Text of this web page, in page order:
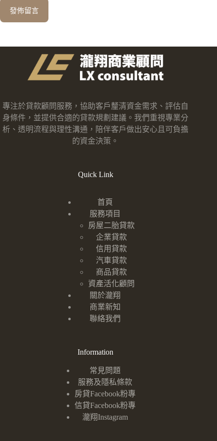
發佈留言
專注於貸款顧問服務，協助客戶釐清資金需求、評估自
身條件，並提供合適的貸款規劃建議。我們重視專業分
析、透明流程與理性溝通，陪伴客戶做出安心且可負擔
的資金決策。
Quick Link
首頁
服務項目
房屋二胎貸款
企業貸款
信用貸款
汽車貸款
商品貸款
資產活化顧問
關於瀧翔
商業新知
聯絡我們
Information
常見問題
服務及隱私條款
房貸Facebook粉專
信貸Facebook粉專
瀧翔Instagram